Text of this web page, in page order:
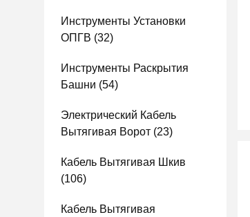
Инструменты Установки
ОПГВ (32)
Инструменты Раскрытия
Башни (54)
Электрический Кабель
Вытягивая Ворот (23)
Кабель Вытягивая Шкив
(106)
Кабель Вытягивая